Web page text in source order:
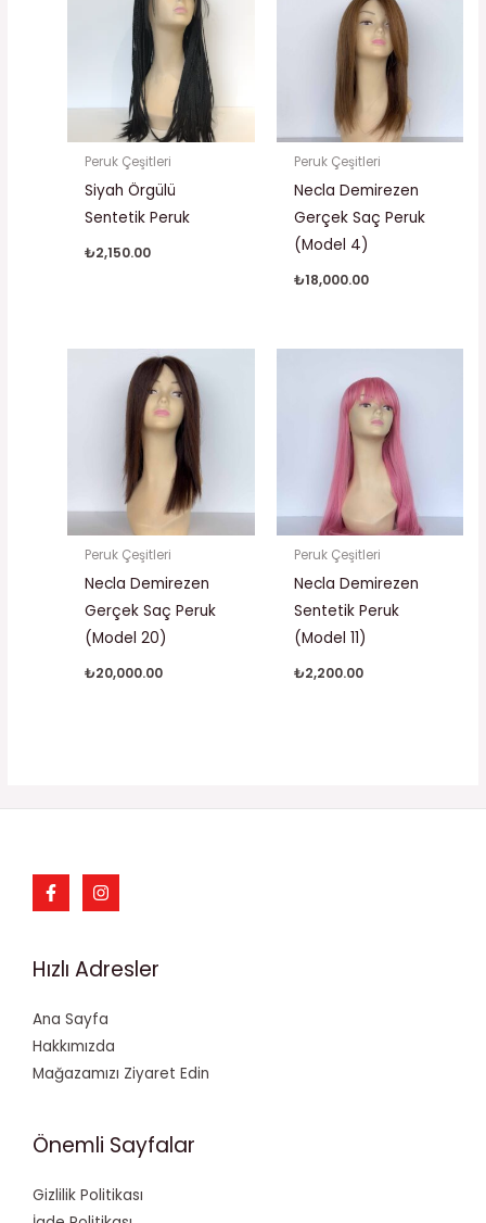
Peruk Çeşitleri
Siyah Örgülü
Sentetik Peruk
₺2,150.00
Peruk Çeşitleri
Necla Demirezen
Gerçek Saç Peruk
(Model 4)
₺18,000.00
Peruk Çeşitleri
Necla Demirezen
Gerçek Saç Peruk
(Model 20)
₺20,000.00
Peruk Çeşitleri
Necla Demirezen
Sentetik Peruk
(Model 11)
₺2,200.00
Hızlı Adresler
Ana Sayfa
Hakkımızda
Mağazamızı Ziyaret Edin
Önemli Sayfalar
Gizlilik Politikası